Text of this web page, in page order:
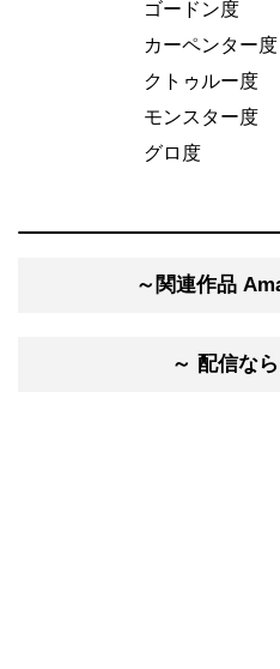
ゴードン
カーペンタ
クトゥル
モンスタ
グロ度
～関連作品
～ 配信な